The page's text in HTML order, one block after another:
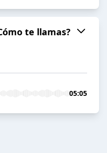
te llamas?
05:05